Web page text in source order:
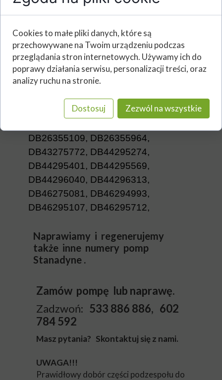
Naprawiamy i regenerujemy
także inne numery pomp
Stanadyne .
Zamów pompę lub naprawę.
Zadzwoń: 533 886 886, 602
784 592
Masz pytania? Skontaktuj się z nami.
UWAGA!!!
Prawidłowy dobór części podzespołu do
DE24356246, DE24355820,
DE26355963, DE26355962,
DE26356256, DE26356248,
DE26356165, DE26355822,
DE26355807, DE26355965,
DE26355964, DE26356257,
DE26356249,DB24355011,
DB26355109, DB26355964,
DB43275772, DB44295274,
DB44295401, DB44295569,
DB44296040, DB44296313,
DB46275081, DB46294993,
DB46295107, DB46295712,
Cookies to małe pliki danych, które są
przechowywane na Twoim urządzeniu podczas
przeglądania stron internetowych. Używamy ich do
poprawy działania serwisu, personalizacji treści, oraz
analizy ruchu na stronie.
Dostosuj Zezwól na wszystkie